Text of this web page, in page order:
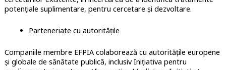
potențiale suplimentare, pentru cercetare și dezvoltare.
Parteneriate cu autoritățile
Companiile membre EFPIA colaborează cu autoritățile europene
și globale de sănătate publică, inclusiv Inițiativa pentru